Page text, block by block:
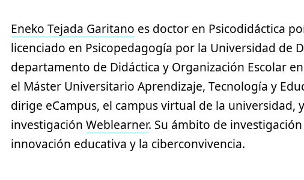
Eneko Tejada Garitano es doctor en Psicodidáctica
licenciado en Psicopedagogía por la Universidad de
departamento de Didáctica y Organización Escolar
el Máster Universitario Aprendizaje, Tecnología y
dirige eCampus, el campus virtual de la
investigación Weblearner. Su ámbito de
innovación educativa y la ciberconvivencia.